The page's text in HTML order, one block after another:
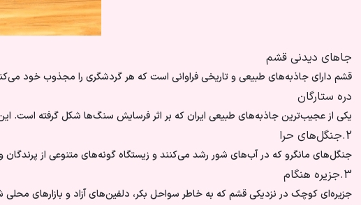
جاهای دیدنی قشم
قشم دارای جاذبه‌های طبیعی و تاریخی فراوانی است که هر گردشگری را مجذوب خود
دره ستارگان
یکی از عجیب‌ترین جاذبه‌های طبیعی ایران که بر اثر فرسایش سنگ‌ها شکل گرفته
2.جنگل‌های حرا
جنگل‌های مانگرو که در آب‌های شور رشد می‌کنند و زیستگاه گونه‌های متنوعی از پرندگان
3.جزیره هنگام
جزیره‌ای کوچک در نزدیکی قشم که به خاطر سواحل بکر، دلفین‌های آزاد و بازارهای